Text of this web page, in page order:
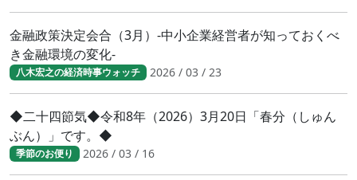
金融政策決定会合（3月）-中小企業経営者が知っておくべ
き金融環境の変化-
八木宏之の経済時事ウォッチ 2026 / 03 / 23
◆二十四節気◆令和8年（2026）3月20日「春分（しゅん
ぶん）」です。◆
季節のお便り 2026 / 03 / 16